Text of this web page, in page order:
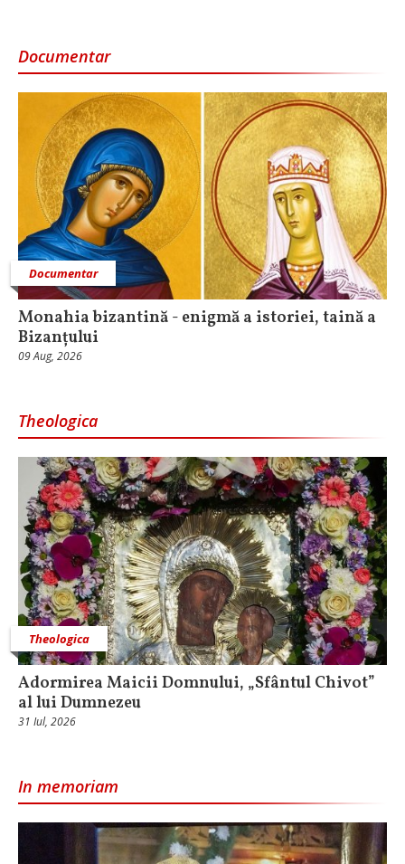
Documentar
Documentar
Monahia bizantină - enigmă a istoriei, taină a
Bizanțului
09 Aug, 2026
Theologica
Theologica
Adormirea Maicii Domnului, „Sfântul Chivot”
al lui Dumnezeu
31 Iul, 2026
In memoriam